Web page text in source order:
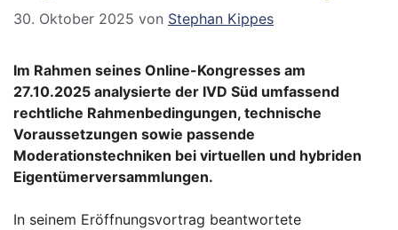
30. Oktober 2025 von Stephan Kippes
Im Rahmen seines Online-Kongresses am
27.10.2025 analysierte der IVD Süd umfassend
rechtliche Rahmenbedingungen, technische
Voraussetzungen sowie passende
Moderationstechniken bei virtuellen und hybriden
Eigentümerversammlungen.
In seinem Eröffnungsvortrag beantwortete